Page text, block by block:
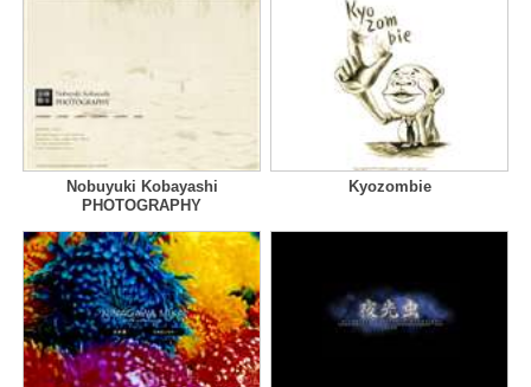
Nobuyuki Kobayashi
PHOTOGRAPHY
Kyozombie